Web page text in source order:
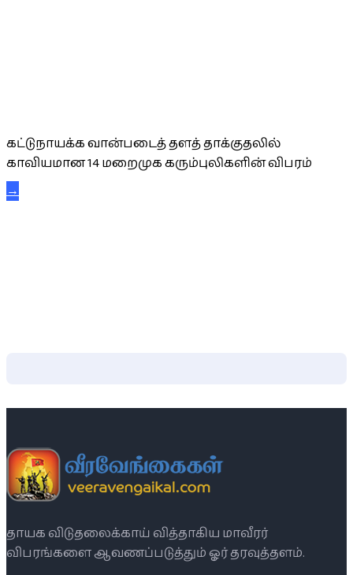
கட்டுநாயக்க வான்படைத் தளத் தாக்குதலில்
காவியமான 14 மறைமுக கரும்புலிகளின் விபரம்
→
தாயக விடுதலைக்காய் வித்தாகிய மாவீரர்
விபரங்களை ஆவணப்படுத்தும் ஓர் தரவுத்தளம்.